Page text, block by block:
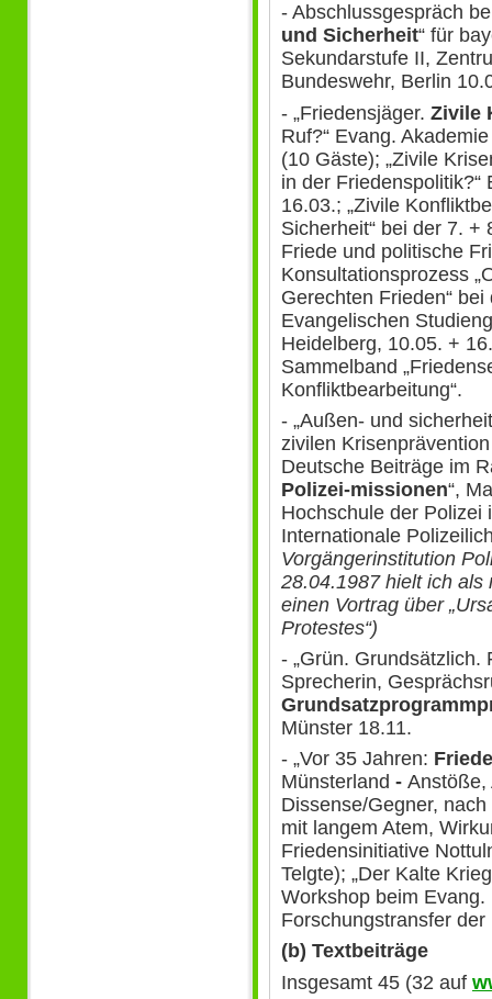
- Abschlussgespräch
und Sicherheit“ für
Sekundarstufe II,
Bundeswehr, Berlin
- „Friedensjäger. Zivile
Ruf?“ Evang.
(10 Gäste); „Zivile
in der
16.03.; „Zivile
Sicherheit“ bei der 7. +
Friede und politische
Konsultationsprozess
Gerechten Frieden“
Evangelischen
Heidelberg, 10.05. +
Sammelband
Konfliktbearbeitung“.
- „Außen- und
zivilen
Deutsche Beiträge im
Polizei-missionen“,
Hochschule der Polizei
Internationale
Vorgängerinstitution
28.04.1987 hielt ich
einen Vortrag über
Protestes“)
- „Grün. Grundsätzlich.
Sprecherin,
Münster 18.11.
- „Vor 35 Jahren:
Münsterland - Anstöße,
Dissense/Gegner,
mit langem Atem,
Friedensinitiative
Telgte); „Der Kalte
Workshop beim
Forschungstransfer
(b) Textbeiträge
Insgesamt 45 (32 auf